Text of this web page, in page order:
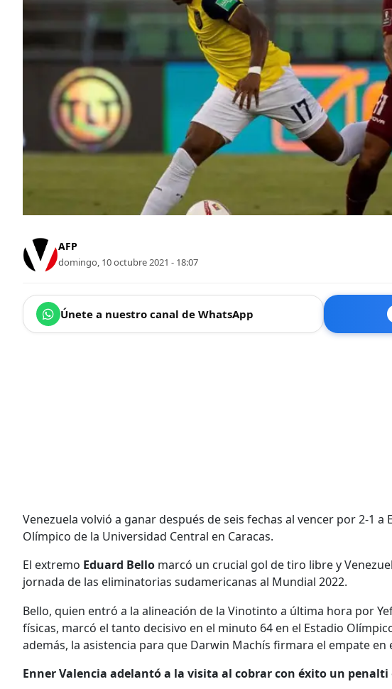
AFP
domingo, 10 octubre 2021 - 18:07
Únete a nuestro canal de WhatsApp
Venezuela volvió a ganar después de seis fechas al vencer por 2-1
Olímpico de la Universidad Central en Caracas.
El extremo Eduard Bello marcó un crucial gol de tiro libre y
jornada de las eliminatorias sudamericanas al Mundial 2022.
Bello, quien entró a la alineación de la Vinotinto a última hora por
físicas, marcó el tanto decisivo en el minuto 64 en el Estadio
además, la asistencia para que Darwin Machís firmara el empate en
Enner Valencia adelantó a la visita al cobrar con éxito un penalti